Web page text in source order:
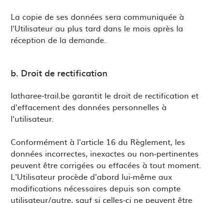
La copie de ses données sera communiquée à
l'Utilisateur au plus tard dans le mois après la
réception de la demande.
b. Droit de rectification
latharee-trail.be garantit le droit de rectification et
d'effacement des données personnelles à
l'utilisateur.
Conformément à l'article 16 du Règlement, les
données incorrectes, inexactes ou non-pertinentes
peuvent être corrigées ou effacées à tout moment.
L'Utilisateur procède d'abord lui-même aux
modifications nécessaires depuis son compte
utilisateur/autre, sauf si celles-ci ne peuvent être